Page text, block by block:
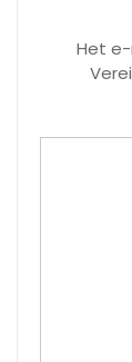
Het